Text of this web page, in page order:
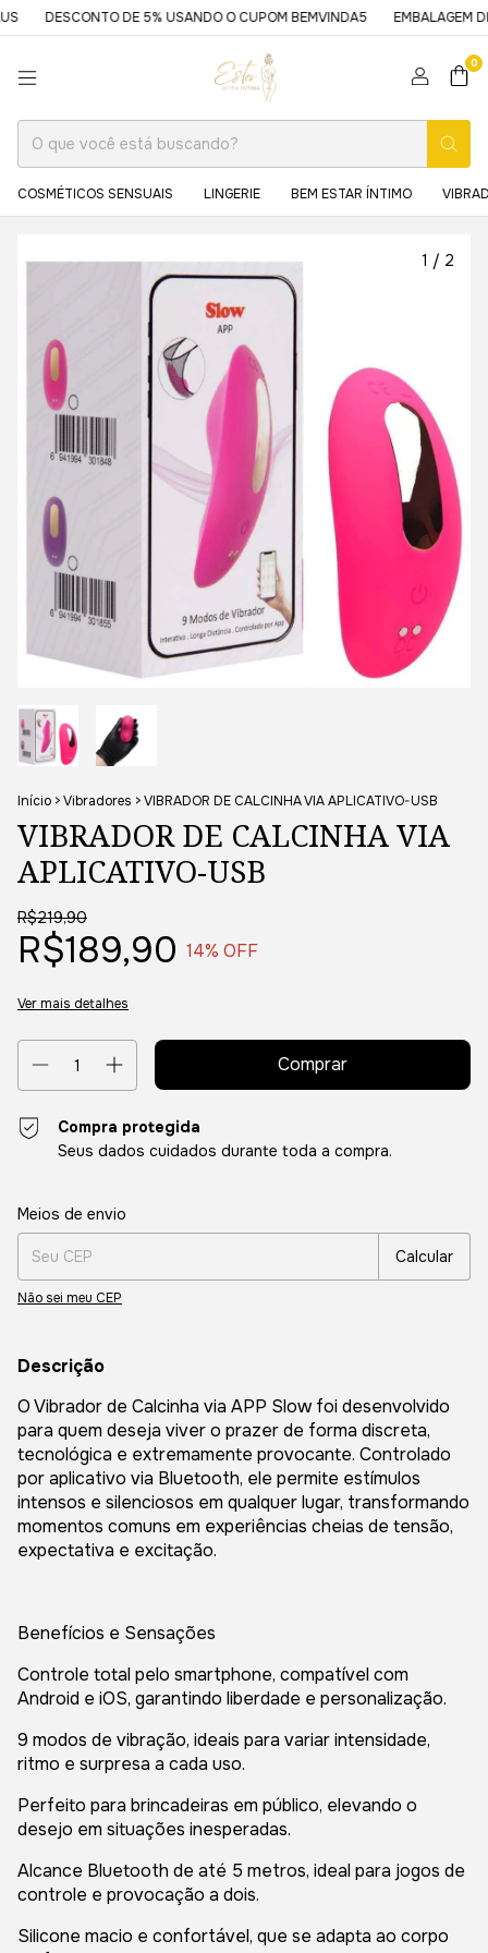
DE 5% USANDO O CUPOM BEMVINDA5 EMBALAGEM
0
COSMÉTICOS SENSUAIS LINGERIE BEM ESTAR ÍNTIMO
1 / 2
Início >Vibradores >VIBRADOR DE CALCINHA VIA APLICATIVO-USB
VIBRADOR DE CALCINHA VIA
APLICATIVO-USB
R$219,90
R$189,90 14% OFF
Ver mais detalhes
Compra protegida
Seus dados cuidados durante toda a compra.
Entregas para o CEP:
Meios de envio
Calcular
Não sei meu CEP
Descrição
O Vibrador de Calcinha via APP Slow foi desenvolvido
para quem deseja viver o prazer de forma discreta,
tecnológica e extremamente provocante. Controlado
por aplicativo via Bluetooth, ele permite estímulos
intensos e silenciosos em qualquer lugar, transformando
momentos comuns em experiências cheias de tensão,
expectativa e excitação.
Benefícios e Sensações
Controle total pelo smartphone, compatível com
Android e iOS, garantindo liberdade e personalização.
9 modos de vibração, ideais para variar intensidade,
ritmo e surpresa a cada uso.
Perfeito para brincadeiras em público, elevando o
desejo em situações inesperadas.
Alcance Bluetooth de até 5 metros, ideal para jogos de
controle e provocação a dois.
Silicone macio e confortável, que se adapta ao corpo